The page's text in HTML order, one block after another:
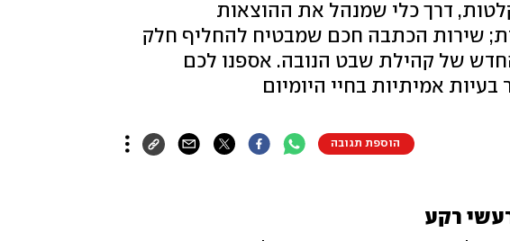
דרך כלי שמנהל את ההוצאות
שירות הכתבה חכם שמבטיח להחליף חלק
של קהילת שבט הנובה. אספנו לכם
אמיתיות בחיי היומיום
הוספת תגובה